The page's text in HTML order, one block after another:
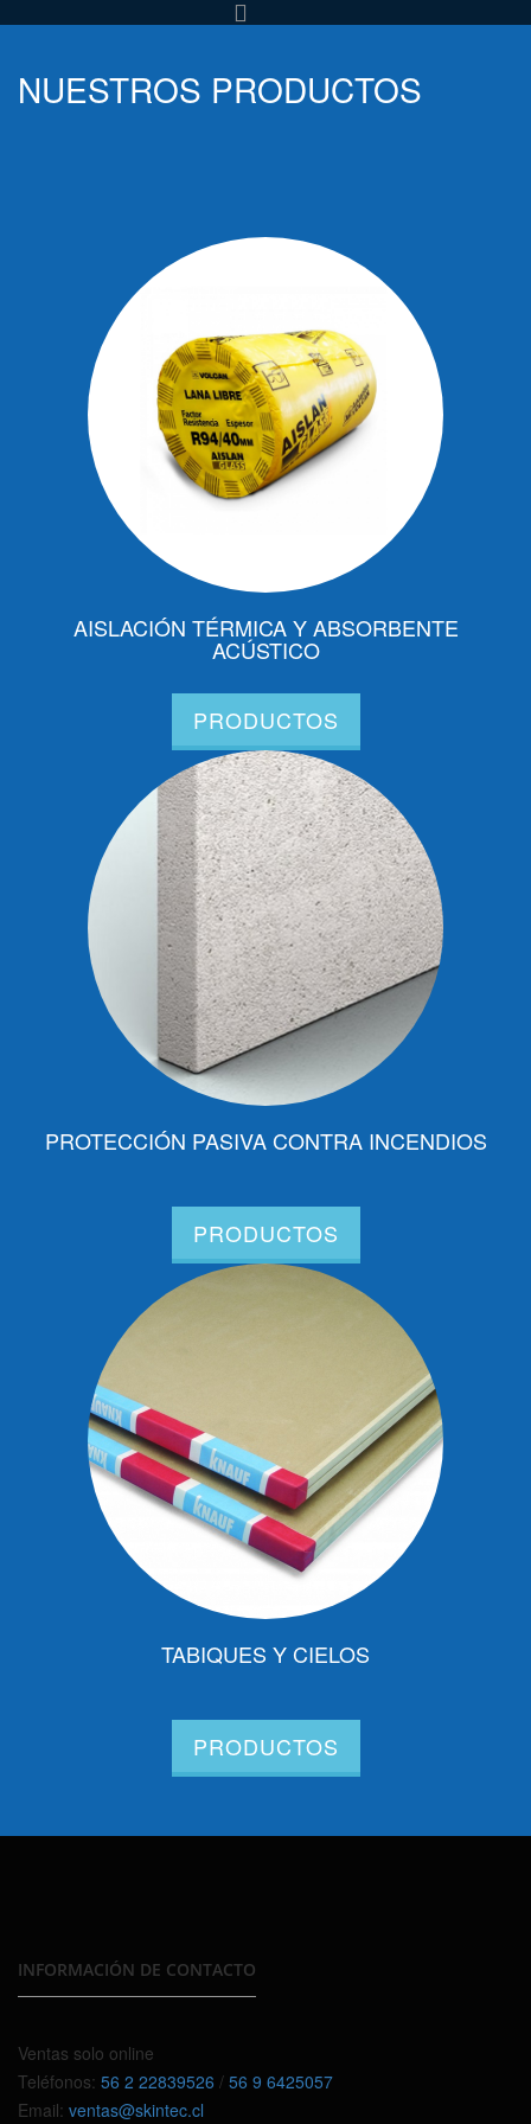
NUESTROS PRODUCTOS
AISLACIÓN TÉRMICA Y ABSORBENTE
ACÚSTICO
PRODUCTOS
PROTECCIÓN PASIVA CONTRA INCENDIOS
PRODUCTOS
TABIQUES Y CIELOS
PRODUCTOS
INFORMACIÓN DE CONTACTO
Ventas solo online
Teléfonos: 56 2 22839526 / 56 9 6425057
Email: ventas@skintec.cl